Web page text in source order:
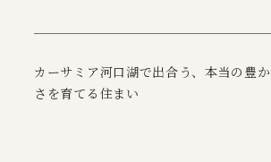
カーサミア河口湖で出合う、本当の豊か
さを育てる住まい